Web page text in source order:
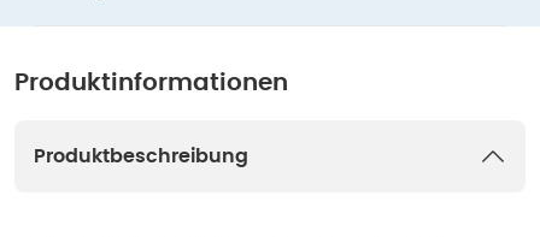
Produktinformationen
Produktbeschreibung